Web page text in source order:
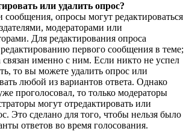
или удалить опрос?
сообщения, опросы могут редактироваться
модераторами или
Для редактирования опроса
первого сообщения в теме;
связан именно с ним. Если никто не успел
то вы можете удалить опрос или
любой из вариантов ответа. Однако
проголосовал, то только модераторы
могут отредактировать или
Это сделано для того, чтобы нельзя было
ответов во время голосования.